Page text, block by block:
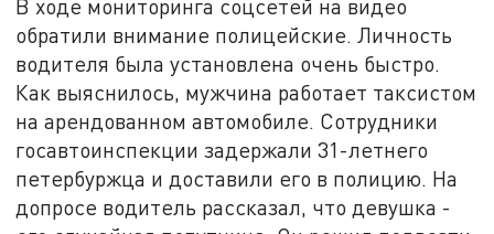
В ходе мониторинга соцсетей на видео
обратили внимание полицейские. Личность
водителя была установлена очень быстро.
Как выяснилось, мужчина работает таксистом
на арендованном автомобиле. Сотрудники
госавтоинспекции задержали 31-летнего
петербуржца и доставили его в полицию. На
допросе водитель рассказал, что девушка -